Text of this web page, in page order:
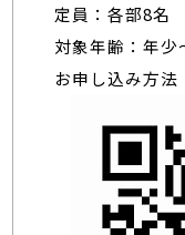
定員：各部8名
対象年齢：年少
お申し込み方法